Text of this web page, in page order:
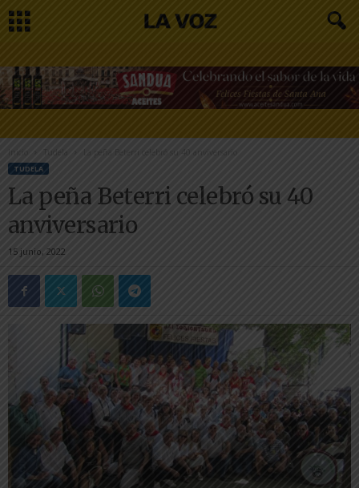
Inicio Tudela La peña Beterri celebró su 40 anviversario
TUDELA
La peña Beterri celebró su 40
anviversario
15 junio, 2022